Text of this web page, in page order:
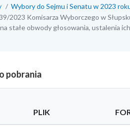
Wybory do Sejmu i Senatu w 2023
2023 Komisarza Wyborczego w
stałe obwody głosowania, ustalenia
pobrania
PLIK